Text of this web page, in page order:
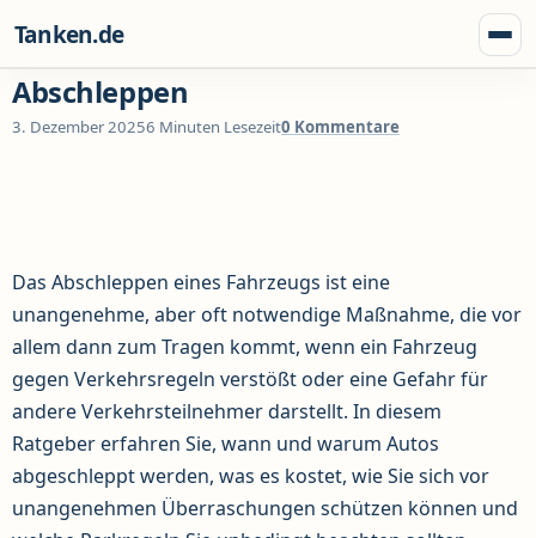
Tanken.de
Abschleppen
3. Dezember 20256 Minuten Lesezeit0 Kommentare
Das Abschleppen eines Fahrzeugs ist eine
unangenehme, aber oft notwendige Maßnahme, die vor
allem dann zum Tragen kommt, wenn ein Fahrzeug
gegen Verkehrsregeln verstößt oder eine Gefahr für
andere Verkehrsteilnehmer darstellt. In diesem
Ratgeber erfahren Sie, wann und warum Autos
abgeschleppt werden, was es kostet, wie Sie sich vor
unangenehmen Überraschungen schützen können und